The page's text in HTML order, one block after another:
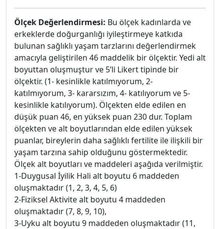
Ölçek Değerlendirmesi: Bu ölçek kadınlarda ve
erkeklerde doğurganlığı iyileştirmeye katkıda
bulunan sağlıklı yaşam tarzlarını değerlendirmek
amacıyla geliştirilen 46 maddelik bir ölçektir. Yedi alt
boyuttan oluşmuştur ve 5’li Likert tipinde bir
ölçektir. (1- kesinlikle katılmıyorum, 2-
katılmıyorum, 3- kararsızım, 4- katılıyorum ve 5-
kesinlikle katılıyorum). Ölçekten elde edilen en
düşük puan 46, en yüksek puan 230 dur. Toplam
ölçekten ve alt boyutlarından elde edilen yüksek
puanlar, bireylerin daha sağlıklı fertilite ile ilişkili bir
yaşam tarzına sahip olduğunu göstermektedir.
Ölçek alt boyutları ve maddeleri aşağıda verilmiştir.
1-Duygusal İyilik Hali alt boyutu 6 maddeden
oluşmaktadır (1, 2, 3, 4, 5, 6)
2-Fiziksel Aktivite alt boyutu 4 maddeden
oluşmaktadır (7, 8, 9, 10),
3-Uyku alt boyutu 9 maddeden oluşmaktadır (11,